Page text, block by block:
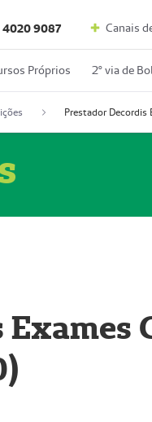
4020 9087 Canais
Próprios 2º via de